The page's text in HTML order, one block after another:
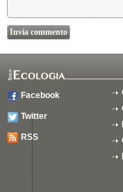
Facebook
Twitter
RSS